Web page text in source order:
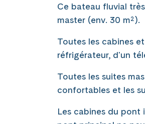
Ce bateau fluvial
master (env. 30 m²).
Toutes les cabines
réfrigérateur, d'un
Toutes les suites
confortables et les
Les cabines du pont